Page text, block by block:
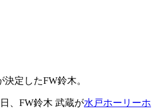
定したFW鈴木。
、FW鈴木 武蔵が水戸ホーリーホ